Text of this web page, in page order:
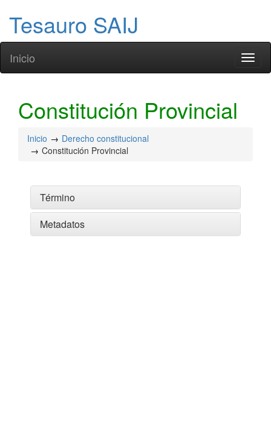
Tesauro SAIJ
Inicio
Constitución Provincial
Inicio
Derecho constitucional
Constitución Provincial
Término
Metadatos